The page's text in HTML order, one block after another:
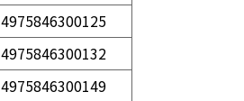
4975846300125
4975846300132
4975846300149